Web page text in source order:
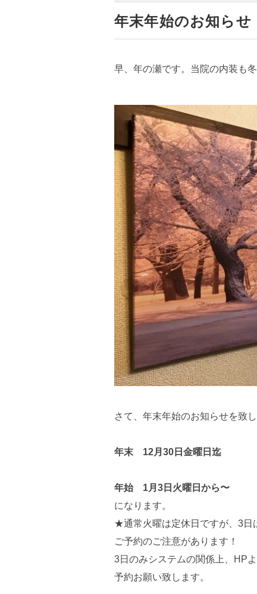
年末年始のお知らせ
早、年の瀬です。当院の内装も
さて、年末年始のお知らせを致し
年末 12月30日金曜日迄
年始 1月3日火曜日から〜
になります。
★通常火曜は定休日ですが、3日
ご予約のご注意があります！
3日のみシステムの関係上、HP
予約お願い致します。